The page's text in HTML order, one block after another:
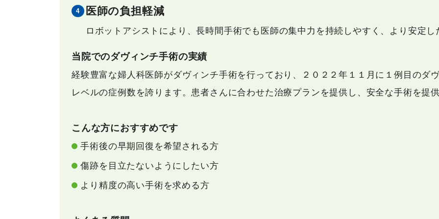
医師の負担軽減
ロボットアシストにより、長時間手術でも医師の集中力を持続しやすく、より安定
当院でのダヴィンチ手術の実績
経験豊富な婦人科医師がダヴィンチ手術を行っており、２０２２年１１月に１例目のダ
レベルの症例数を誇ります。患者さんに合わせた治療プランを提供し、安全な手術を提
こんな方におすすめです
手術後の早期回復を希望される方
傷跡を目立たないようにしたい方
より精度の高い手術を求める方